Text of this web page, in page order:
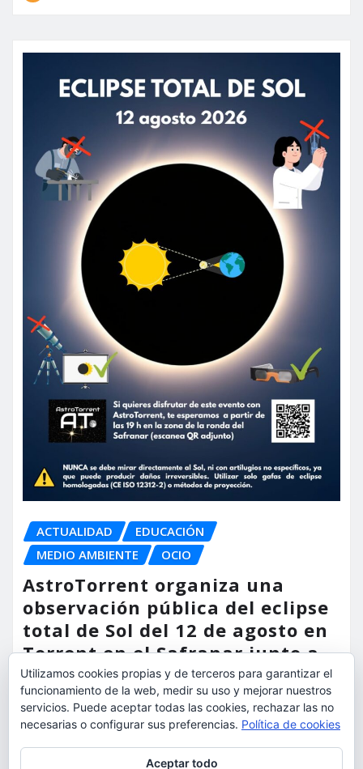
ACTUALIDAD
EDUCACIÓN
MEDIO AMBIENTE
OCIO
AstroTorrent organiza una
observación pública del eclipse
total de Sol del 12 de agosto en
Torrent en el Safranar junto a
las vías del AVE
torrent al dia Ago 5, 2026
Utilizamos cookies propias y de terceros para garantizar el
funcionamiento de la web, medir su uso y mejorar nuestros
servicios. Puede aceptar todas las cookies, rechazar las no
necesarias o configurar sus preferencias. Política de cookies
Aceptar todo